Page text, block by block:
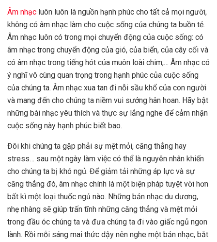
Âm nhạc luôn luôn là nguồn hạnh phúc cho tất cả mọi người,
không có âm nhạc làm cho cuộc sống của chúng ta buồn tẻ.
Âm nhạc luôn có trong mọi chuyển động của cuộc sống: có
âm nhạc trong chuyển động của gió, của biển, của cây cối và
có âm nhạc trong tiếng hót của muôn loài chim,… Âm nhạc có
ý nghĩ vô cùng quan trọng trong hạnh phúc của cuộc sống
của chúng ta. Âm nhạc xua tan đi nỗi sầu khổ của con người
và mang đến cho chúng ta niềm vui sướng hân hoan. Hãy bật
những bài nhạc yêu thích và thực sự lắng nghe để cảm nhận
cuộc sống này hạnh phúc biết bao.
Đôi khi chúng ta gặp phải sự mệt mỏi, căng thẳng hay
stress… sau một ngày làm việc có thể là nguyên nhân khiến
cho chúng ta bị khó ngủ. Để giảm tải những áp lực và sự
căng thẳng đó, âm nhạc chính là một biện pháp tuyệt vời hơn
bất kì một loại thuốc ngủ nào. Những bản nhạc du dương,
nhẹ nhàng sẽ giúp trấn tĩnh những căng thẳng và mệt mỏi
trong đầu óc chúng ta và đưa chúng ta đi vào giấc ngủ ngon
lành. Rồi mỗi sáng mai thức dậy nên nghe một bản nhạc, bắt